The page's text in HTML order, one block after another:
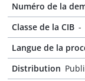
Numéro de la
Classe de la CIB -
Langue de la
Distribution